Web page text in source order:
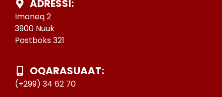
ADRESSI:
Imaneq 2
3900 Nuuk
Postboks 321
OQARASUAAT:
(+299) 34 62 70